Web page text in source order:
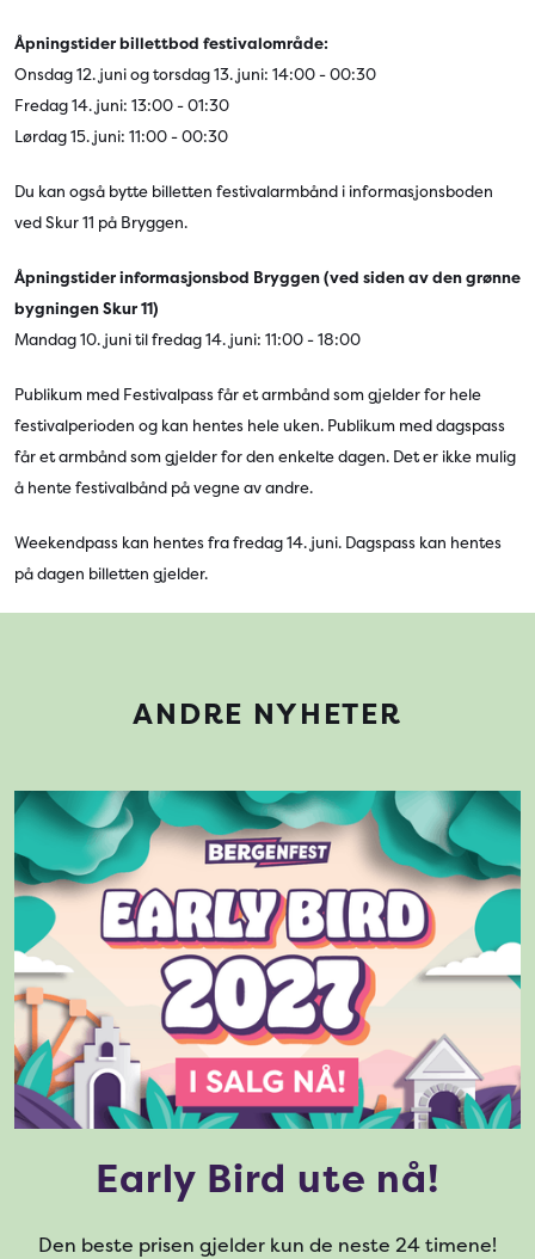
Åpningstider billettbod festivalområde:
Onsdag 12. juni og torsdag 13. juni: 14:00 - 00:30
Fredag 14. juni: 13:00 - 01:30
Lørdag 15. juni: 11:00 - 00:30
Du kan også bytte billetten festivalarmbånd i informasjonsboden
ved Skur 11 på Bryggen.
Åpningstider informasjonsbod Bryggen (ved siden av den grønne
bygningen Skur 11)
Mandag 10. juni til fredag 14. juni: 11:00 - 18:00
Publikum med Festivalpass får et armbånd som gjelder for hele
festivalperioden og kan hentes hele uken. Publikum med dagspass
får et armbånd som gjelder for den enkelte dagen. Det er ikke mulig
å hente festivalbånd på vegne av andre.
Weekendpass kan hentes fra fredag 14. juni. Dagspass kan hentes
på dagen billetten gjelder.
ANDRE NYHETER
Early Bird ute nå!
Den beste prisen gjelder kun de neste 24 timene!